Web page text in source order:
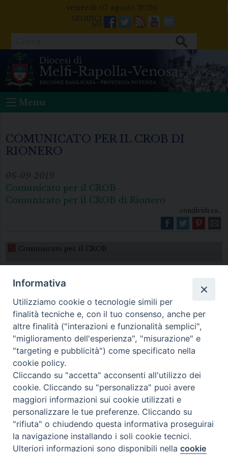
venerdì 07 agosto 2026
Facebook
Twitter
FeedsYoutube
Mail
Menu
COMUNICATO PER IL CROB DI
RIONERO
06-09-2019
Comunicato per il CROB
Comunicato per il CROB di Rionero
condividi su...
Comunicato per il CROB
Diocesi di Melfi Rapolla Venosa
• Largo Duomo, 12 - 85025 MELFI (PZ) •
Tel. 0972238604
PEC ufficiale della Diocesi:
diocesi.melfi_rapolla_venosa@legalmail.it
Preferenze Cookie
Informativa
Utilizziamo cookie o tecnologie simili per
finalità tecniche e, con il tuo consenso, anche per
altre finalità ("interazioni e funzionalità semplici",
"miglioramento dell'esperienza", "misurazione" e
"targeting e pubblicità") come specificato nella
cookie policy.
Cliccando su "accetta" acconsenti all'utilizzo dei
cookie. Cliccando su "personalizza" puoi avere
maggiori informazioni sui cookie utilizzati e
personalizzare le tue preferenze. Cliccando su
"rifiuta" o chiudendo questa informativa proseguirai
la navigazione installando i soli cookie tecnici.
Ulteriori informazioni sono disponibili nellacookie